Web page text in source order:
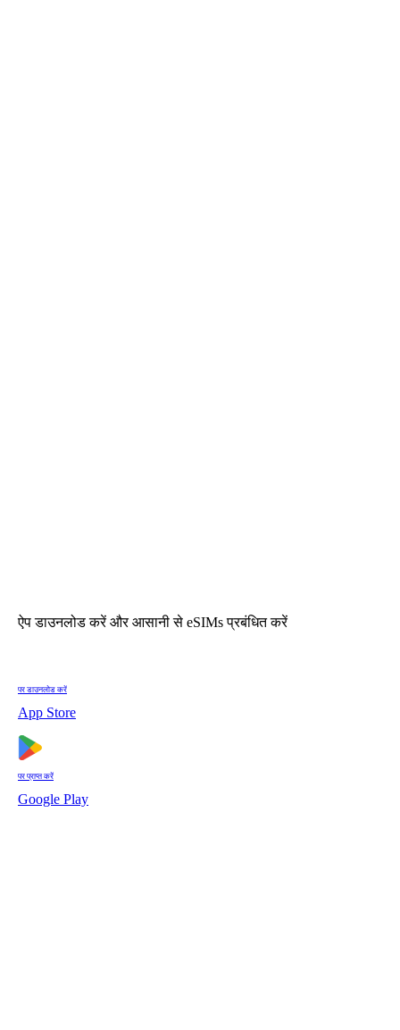
ऐप डाउनलोड करें और आसानी से eSIMs प्रबंधित करें
पर डाउनलोड करें
App Store
पर प्राप्त करें
Google Play